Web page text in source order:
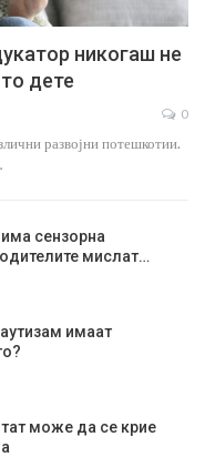
никогаш не
дете
0
развојни потешкотии.
сензорна
мислат…
имаат
може да се крие